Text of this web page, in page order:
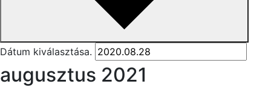
Dátum kiválasztása.
augusztus 2021